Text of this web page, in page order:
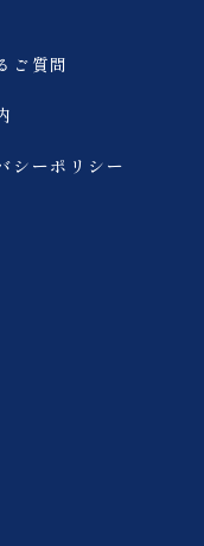
ご質問
シーポリシー